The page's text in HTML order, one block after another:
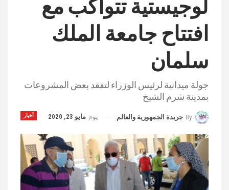
لوجيستية تتواكب مع
افتتاح جامعة الملك
سلمان
جولة ميدانية لرئيس الوزراء لتفقد بعض المشروعات
بمدينة شرم الشيخ
أخبار By جريدة الجمهورية والعالم يوم مايو 23, 2020